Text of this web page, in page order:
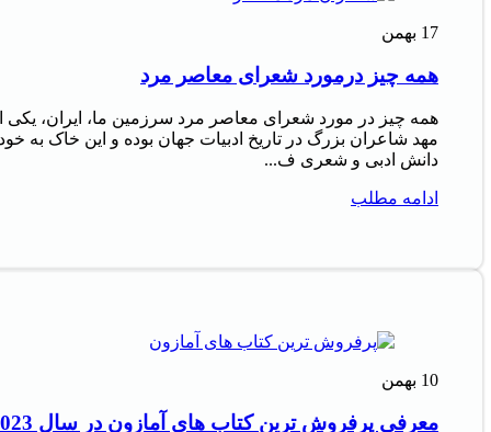
17 بهمن
همه چیز درمورد شعرای معاصر مرد
همه چیز در مورد شعرای معاصر مرد سرزمین ما، ایران، یکی
مهد شاعران بزرگ در تاریخ ادبیات جهان بوده و این خاک به
دانش ادبی و شعری ف...
ادامه مطلب
10 بهمن
معرفی پرفروش‌ ترین کتاب‌ های آمازون در سال 2023